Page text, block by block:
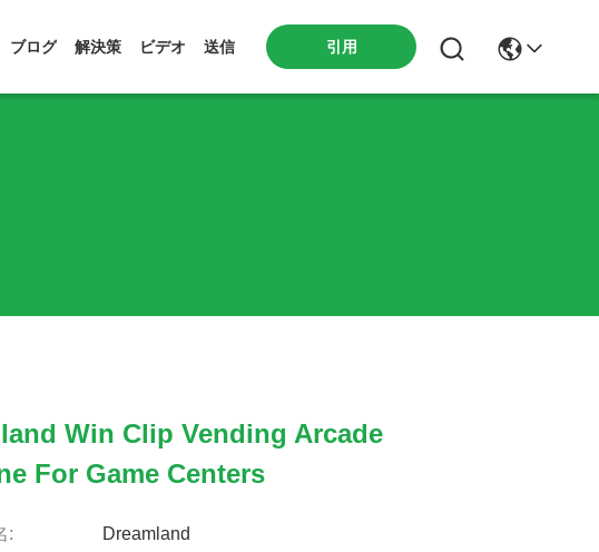
ブログ 解決策 ビデオ 送信 引用
Win Clip Vending Arcade
For Game Centers
: Dreamland